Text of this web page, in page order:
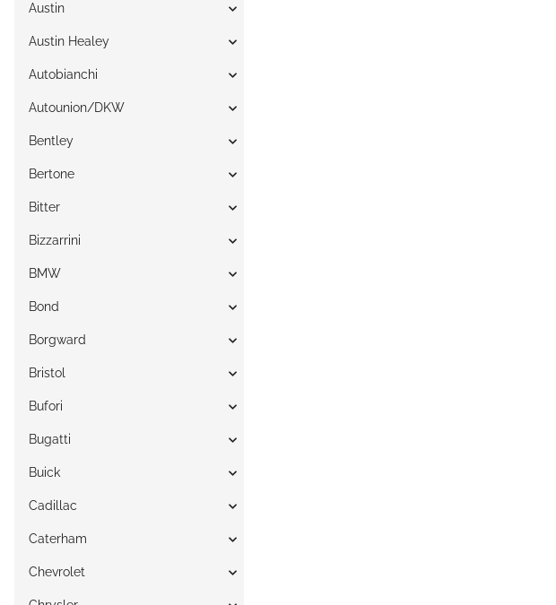
Austin
Austin Healey
Autobianchi
Autounion/DKW
Bentley
Bertone
Bitter
Bizzarrini
BMW
Bond
Borgward
Bristol
Bufori
Bugatti
Buick
Cadillac
Caterham
Chevrolet